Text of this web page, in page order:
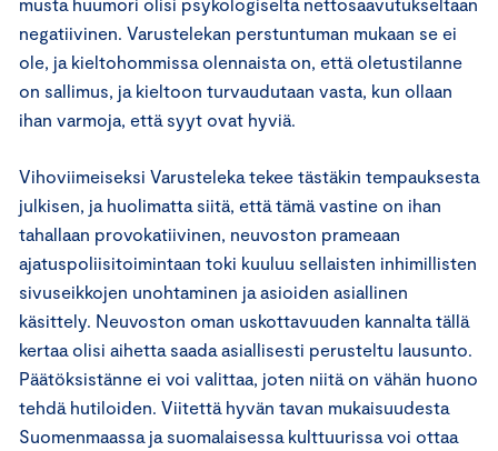
negatiivinen. Varustelekan perstuntuman mukaan se ei
ole, ja kieltohommissa olennaista on, että oletustilanne
on sallimus, ja kieltoon turvaudutaan vasta, kun ollaan
ihan varmoja, että syyt ovat hyviä.
Vihoviimeiseksi Varusteleka tekee tästäkin tempauksesta
julkisen, ja huolimatta siitä, että tämä vastine on ihan
tahallaan provokatiivinen, neuvoston prameaan
ajatuspoliisitoimintaan toki kuuluu sellaisten inhimillisten
sivuseikkojen unohtaminen ja asioiden asiallinen
käsittely. Neuvoston oman uskottavuuden kannalta tällä
kertaa olisi aihetta saada asiallisesti perusteltu lausunto.
Päätöksistänne ei voi valittaa, joten niitä on vähän huono
tehdä hutiloiden. Viitettä hyvän tavan mukaisuudesta
Suomenmaassa ja suomalaisessa kulttuurissa voi ottaa